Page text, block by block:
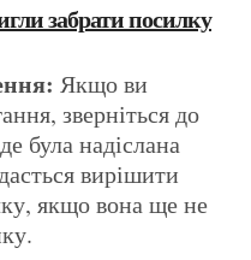
Якщо ви
зверніться до
була надіслана
вирішити
якщо вона ще не